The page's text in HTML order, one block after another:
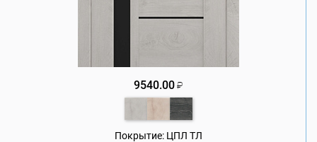
9540.00 ₽
Покрытие: ЦПЛ ТЛ